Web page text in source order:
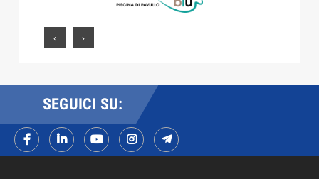
‹ ›
SEGUICI SU: